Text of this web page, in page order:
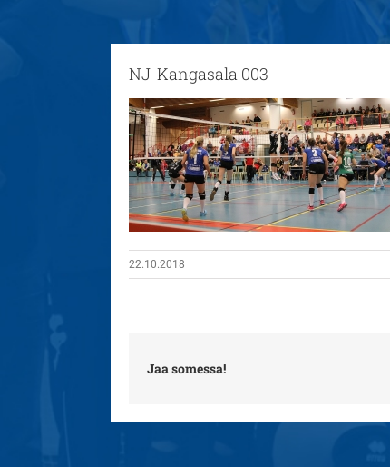
NJ-Kangasala 003
22.10.2018
Jaa somessa!